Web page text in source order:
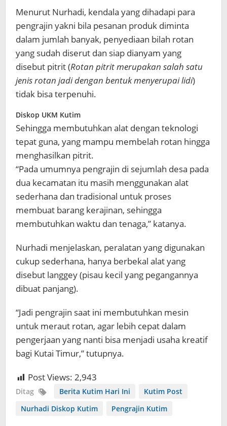
Menurut Nurhadi, kendala yang dihadapi para
pengrajin yakni bila pesanan produk diminta
dalam jumlah banyak, penyediaan bilah rotan
yang sudah diserut dan siap dianyam yang
disebut pitrit (Rotan pitrit merupakan salah satu
jenis rotan jadi dengan bentuk menyerupai lidi)
tidak bisa terpenuhi.
Diskop UKM Kutim
Sehingga membutuhkan alat dengan teknologi
tepat guna, yang mampu membelah rotan hingga
menghasilkan pitrit.
“Pada umumnya pengrajin di sejumlah desa pada
dua kecamatan itu masih menggunakan alat
sederhana dan tradisional untuk proses
membuat barang kerajinan, sehingga
membutuhkan waktu dan tenaga,” katanya.
Nurhadi menjelaskan, peralatan yang digunakan
cukup sederhana, hanya berbekal alat yang
disebut langgey (pisau kecil yang pegangannya
dibuat panjang).
“Jadi pengrajin saat ini membutuhkan mesin
untuk meraut rotan, agar lebih cepat dalam
pengerjaan yang nanti bisa menjadi usaha kreatif
bagi Kutai Timur,” tutupnya.
Post Views: 2,943
Ditag Berita Kutim Hari Ini
Kutim Post
Nurhadi Diskop Kutim
Pengrajin Kutim